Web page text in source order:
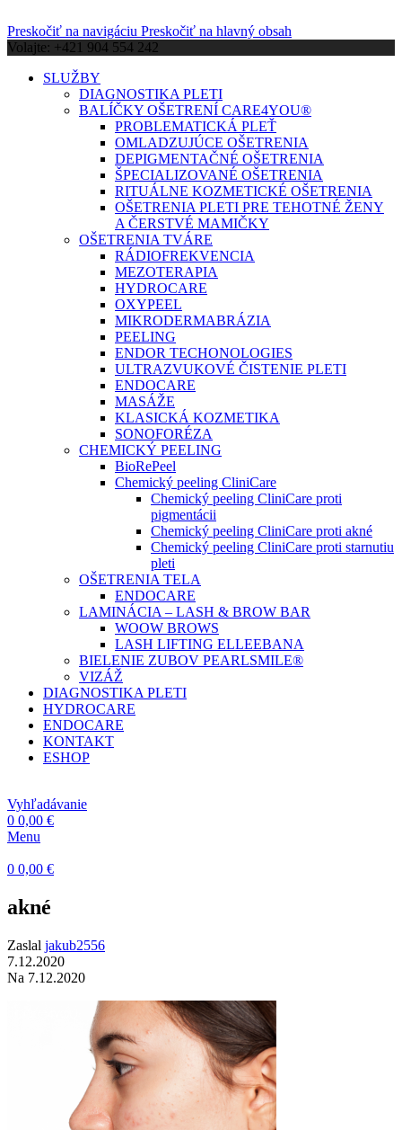
Preskočiť na navigáciu Preskočiť na hlavný obsah
Volajte: +421 904 554 242
SLUŽBY
DIAGNOSTIKA PLETI
BALÍČKY OŠETRENÍ CARE4YOU®
PROBLEMATICKÁ PLEŤ
OMLADZUJÚCE OŠETRENIA
DEPIGMENTAČNÉ OŠETRENIA
ŠPECIALIZOVANÉ OŠETRENIA
RITUÁLNE KOZMETICKÉ OŠETRENIA
OŠETRENIA PLETI PRE TEHOTNÉ ŽENY
A ČERSTVÉ MAMIČKY
OŠETRENIA TVÁRE
RÁDIOFREKVENCIA
MEZOTERAPIA
HYDROCARE
OXYPEEL
MIKRODERMABRÁZIA
PEELING
ENDOR TECHONOLOGIES
ULTRAZVUKOVÉ ČISTENIE PLETI
ENDOCARE
MASÁŽE
KLASICKÁ KOZMETIKA
SONOFORÉZA
CHEMICKÝ PEELING
BioRePeel
Chemický peeling CliniCare
Chemický peeling CliniCare proti
pigmentácii
Chemický peeling CliniCare proti akné
Chemický peeling CliniCare proti starnutiu
pleti
OŠETRENIA TELA
ENDOCARE
LAMINÁCIA – LASH & BROW BAR
WOOW BROWS
LASH LIFTING ELLEEBANA
BIELENIE ZUBOV PEARLSMILE®
VIZÁŽ
DIAGNOSTIKA PLETI
HYDROCARE
ENDOCARE
KONTAKT
ESHOP
Vyhľadávanie
0 0,00 €
Menu
0 0,00 €
akné
Zaslal jakub2556
7.12.2020
Na 7.12.2020